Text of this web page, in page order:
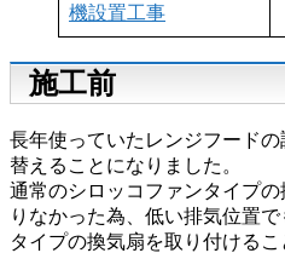
機設置工事
施工前
長年使っていたレンジフード
替えることになりました。
通常のシロッコファンタイプ
りなかった為、低い排気位置
タイプの換気扇を取り付けるこ